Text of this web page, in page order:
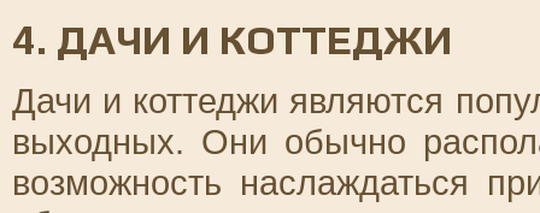
4. ДАЧИ И КОТТЕДЖИ
Дачи и коттеджи являются
выходных. Они обычно
возможность наслаждаться